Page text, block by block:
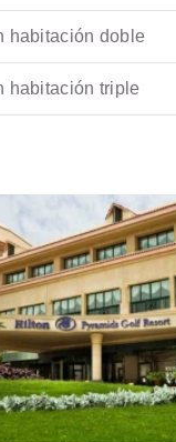
habitación doble
habitación triple